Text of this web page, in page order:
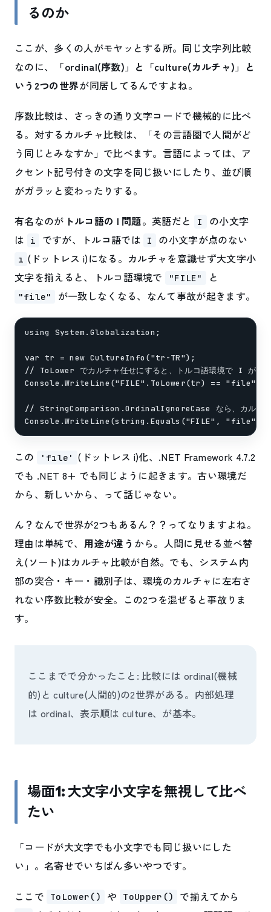
るのか
ここが、多くの人がモヤッとする所。同じ文字列比較
なのに、
「ordinal(序数)」と「culture(カルチャ)」と
いう2つの世界が同居してるんですよね。
序数比較は、さっきの通り文字コードで機械的に比べ
る。対するカルチャ比較は、「その言語圏で人間がど
う同じとみなすか」で比べます。言語によっては、ア
クセント記号付きの文字を同じ扱いにしたり、並び順
がガラッと変わったりする。
有名なのが トルコ語の I 問題。英語だと I
の小文字
は
i ですが、トルコ語では I の小文字が点のない
ı (ドットレス i)になる。カルチャを意識せず大文字小
文字を揃えると、トルコ語環境で
"FILE" と
"file" が一致しなくなる、なんて事故が起きます。
using System.Globalization;
var tr = new CultureInfo("tr-TR");
// ToLower でカルチャ任せにすると、トルコ語環境で I が ı
Console.WriteLine("FILE".ToLower(tr) == "file");
// StringComparison.OrdinalIgnoreCase なら、カルチャ
この 'fıle' (ドットレス i)化、.NET Framework 4.7.2
でも .NET 8+ でも同じように起きます。古い環境だ
から、新しいから、って話じゃない。
ん？なんで世界が2つもあるん？？ってなりますよね。
理由は単純で、 用途が違う から。人間に見せる並べ替
え(ソート)はカルチャ比較が自然。でも、システム内
部の突合・キー・識別子は、環境のカルチャに左右さ
れない序数比較が安全。この2つを混ぜると事故りま
す。
ここまでで分かったこと: 比較には ordinal(機械
的)と culture(人間的)の2世界がある。内部処理
は ordinal、表示順は culture、が基本。
場面1: 大文字小文字を無視して比べ
たい
「コードが大文字でも小文字でも同じ扱いにした
い」。名寄せでいちばん多いやつです。
ここで ToLower() や ToUpper() で揃えてから